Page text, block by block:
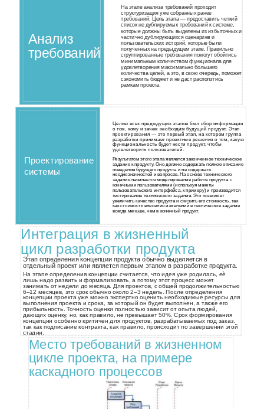
Анализ
требований
На этапе анализа требований проходит
структуризация уже собранных ранее
требований. Цель этапа — предоставить четкий
список не дублируемых требований к системе,
которые должны быть выделены из избыточных и
частично дублирующихся сценариев и
пользовательских историй, которые были
полученных на предыдущем этапе. Правильно
сгруппированные требования помогут обойтись
минимальным количеством функционала для
удовлетворения максимально большего
количества целей, а это, в свою очередь, поможет
сэкономить бюджет и не даст расползтись
рамкам проекта.
Проектирование
системы
Целью всех предыдущих этапов был сбор информации
о том, кому и зачем необходим будущий продукт. Этап
проектирования — это первый этап, на котором группа
разработки принимает проектные решения о том, какую
функциональность будет нести продукт, чтобы
удовлетворить пользователей.
Результатом этого этапа является законченное техническое
задание к продукту. Оно должно содержать полное описание
поведения будущего продукта и не содержать
неоднозначностей и вопросов. На основе технического
задания начинается моделирование работы продукта с
конечными пользователями (используя макеты
пользовательского интерфейса, к примеру) и производится
тестирование технического задания. Это позволяет
увеличить качество продукта и снизить его стоимость, так
как стоимость внесения изменений в техническое задание
всегда меньше, чем в конечный продукт.
Интеграция в жизненный
цикл разработки продукта
Этап определения концепции продукта обычно выделяется в
отдельный проект или является первым этапом в разработке продукта.
На этапе определения концепции считается, что идея уже родилась, еѐ
лишь надо развить и формализовать, а потому этот процесс может
занимать от недели до месяца. Для проектов, с общей продолжительностью
6–12 месяцев, это срок обычно около 2–3 недель. После определения
концепции проекта уже можно экспертно оценить необходимые ресурсы для
выполнения проекта и срока, за который он будет выполнен, а также его
прибыльность. Точность оценки полностью зависит от опыта людей,
дающих оценку, но, как правило, не превышает 50%. Срок формирования
концепции особенно критичен для продуктов, разрабатываемых под заказ,
так как подписание контракта, как правило, происходит по завершении этой
стадии.
Место требований в жизненном
цикле проекта, на примере
каскадного процессов